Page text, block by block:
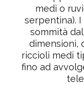
medi o
serpentina).
sommità
dimensioni,
riccioli medi
fino ad